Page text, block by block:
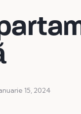
15, 2024